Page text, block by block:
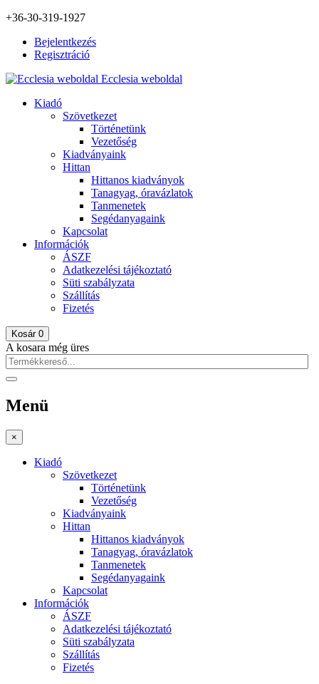
+36-30-319-1927
Bejelentkezés
Regisztráció
Ecclesia weboldal
Kiadó
Szövetkezet
Történetünk
Vezetőség
Kiadványaink
Hittan
Hittanos kiadványok
Tanagyag, óravázlatok
Tanmenetek
Segédanyagaink
Kapcsolat
Információk
ÁSZF
Adatkezelési tájékoztató
Süti szabályzata
Szállítás
Fizetés
Kosár 0
A kosara még üres
Menü
×
Kiadó
Szövetkezet
Történetünk
Vezetőség
Kiadványaink
Hittan
Hittanos kiadványok
Tanagyag, óravázlatok
Tanmenetek
Segédanyagaink
Kapcsolat
Információk
ÁSZF
Adatkezelési tájékoztató
Süti szabályzata
Szállítás
Fizetés